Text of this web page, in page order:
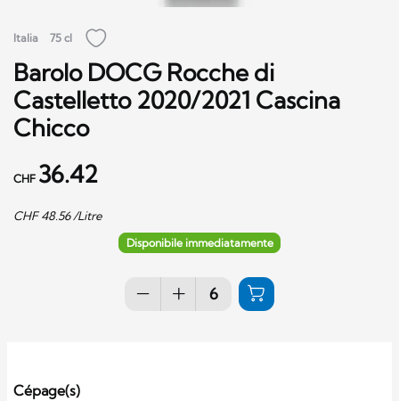
Italia 75 cl
Barolo DOCG Rocche di
Castelletto 2020/2021 Cascina
Chicco
CHF 36.42
CHF48.56/Litre
Disponibile immediatamente
Cépage(s)